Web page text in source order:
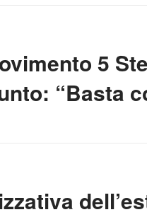
5
“Basta